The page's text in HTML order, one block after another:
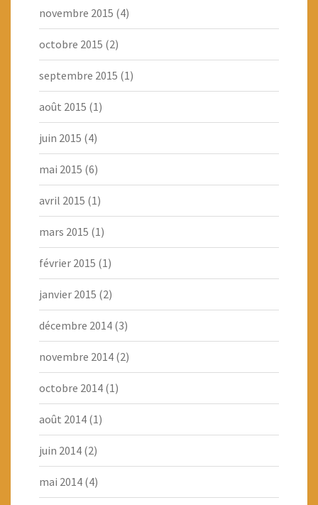
novembre 2015 (4)
octobre 2015 (2)
septembre 2015 (1)
août 2015 (1)
juin 2015 (4)
mai 2015 (6)
avril 2015 (1)
mars 2015 (1)
février 2015 (1)
janvier 2015 (2)
décembre 2014 (3)
novembre 2014 (2)
octobre 2014 (1)
août 2014 (1)
juin 2014 (2)
mai 2014 (4)